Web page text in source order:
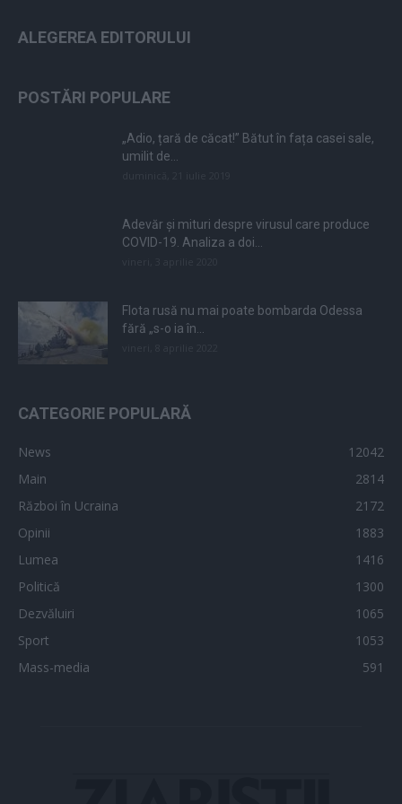
ALEGEREA EDITORULUI
POSTĂRI POPULARE
„Adio, țară de căcat!” Bătut în fața casei sale,
umilit de...
Adevăr și mituri despre virusul care produce
COVID-19. Analiza a doi...
Flota rusă nu mai poate bombarda Odessa
fără „s-o ia în...
CATEGORIE POPULARĂ
News
12042
Main
2814
Război în Ucraina
2172
Opinii
1883
Lumea
1416
Politică
1300
Dezvăluiri
1065
Sport
1053
Mass-media
591